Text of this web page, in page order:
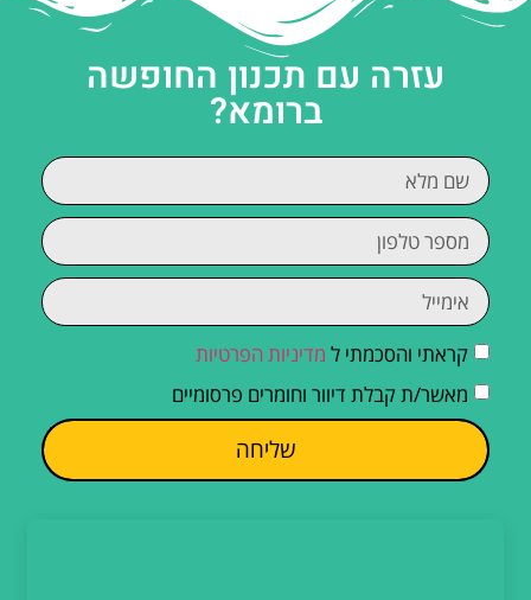
עזרה עם תכנון החופשה
ברומא?
קראתי והסכמתי ל מדיניות הפרטיות
מאשר/ת קבלת דיוור וחומרים פרסומיים
שליחה